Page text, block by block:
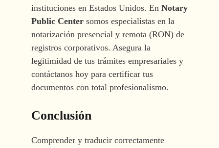
instituciones en Estados Unidos. En Notary
Public Centersomos especialistas en la
notarización presencial y remota (RON) de
registros corporativos. Asegura la
legitimidad de tus trámites empresariales y
contáctanos hoy para certificar tus
documentos con total profesionalismo.
Conclusión
Comprender y traducir correctamente